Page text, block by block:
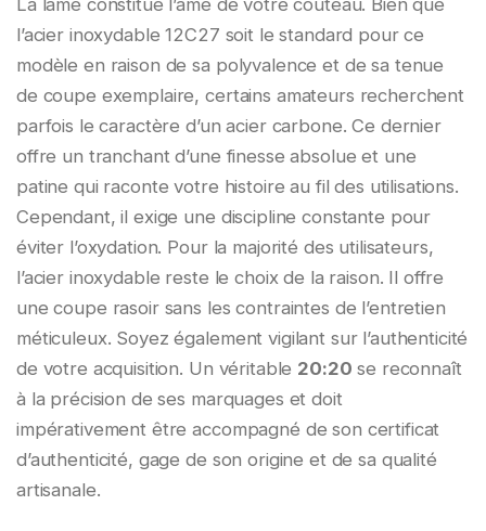
l’acier inoxydable 12C27 soit le standard pour ce
modèle en raison de sa polyvalence et de sa tenue
de coupe exemplaire, certains amateurs recherchent
parfois le caractère d’un acier carbone. Ce dernier
offre un tranchant d’une finesse absolue et une
patine qui raconte votre histoire au fil des utilisations.
Cependant, il exige une discipline constante pour
éviter l’oxydation. Pour la majorité des utilisateurs,
l’acier inoxydable reste le choix de la raison. Il offre
une coupe rasoir sans les contraintes de l’entretien
méticuleux. Soyez également vigilant sur l’authenticité
de votre acquisition. Un véritable 20:20 se reconnaît
à la précision de ses marquages et doit
impérativement être accompagné de son certificat
d’authenticité, gage de son origine et de sa qualité
artisanale.